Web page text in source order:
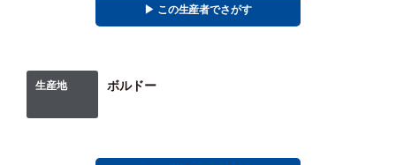
▶︎ この生産者でさがす
生産地 ボルドー